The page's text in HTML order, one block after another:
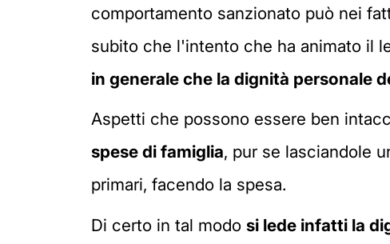
comportamento sanzionato può nei
subito che l'intento che ha animato il
in generale che la dignità personale
Aspetti che possono essere ben
spese di famiglia, pur se lasciandole
primari, facendo la spesa.
Di certo in tal modo si lede infatti la